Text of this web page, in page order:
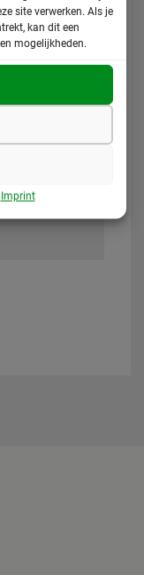
site verwerken. Als je
kan dit een
mogelijkheden.
Imprint